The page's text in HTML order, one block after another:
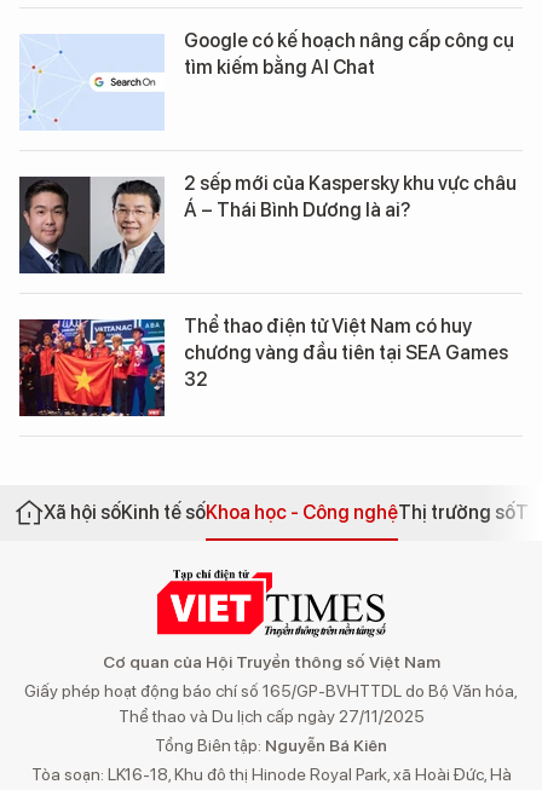
Google có kế hoạch nâng cấp công cụ
tìm kiếm bằng AI Chat
2 sếp mới của Kaspersky khu vực châu
Á – Thái Bình Dương là ai?
Thể thao điện tử Việt Nam có huy
chương vàng đầu tiên tại SEA Games
32
Xã hội sốKinh tế sốKhoa học - Công nghệThị trường số
Cơ quan của Hội Truyền thông số Việt Nam
Giấy phép hoạt động báo chí số 165/GP-BVHTTDL do Bộ Văn hóa,
Thể thao và Du lịch cấp ngày 27/11/2025
Tổng Biên tập: Nguyễn Bá Kiên
Tòa soạn: LK16-18, Khu đô thị Hinode Royal Park, xã Hoài Đức, Hà